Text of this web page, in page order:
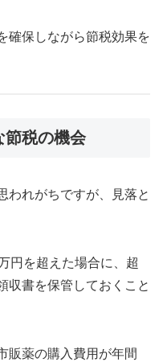
確保しながら節税効果を
節税の機会
われがちですが、見落と
円を超えた場合に、超
収書を保管しておくこと
販薬の購入費用が年間